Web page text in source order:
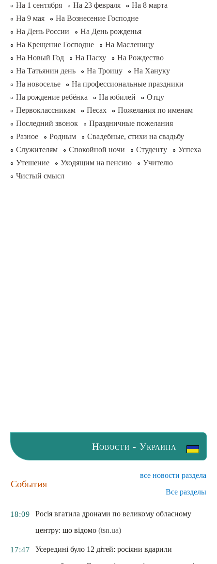
На 1 сентября
На 23 февраля
На 8 марта
На 9 мая
На Вознесение Господне
На День России
На День рожденья
На Крещение Господне
На Масленицу
На Новый Год
На Пасху
На Рождество
На Татьянин день
На Троицу
На Хануку
На новоселье
На профессиональные праздники
На рождение ребёнка
На юбилей
Отцу
Первоклассникам
Песах
Пожелания по именам
Последний звонок
Праздничные пожелания
Разное
Родным
Свадебные, стихи на свадьбу
Служителям
Спокойной ночи Студенту
Успеха
Утешение
Уходящим на пенсию
Учителю
Чистый смысл
Новости - Украина
События
все новости раздела
Все разделы
18:09
Росія вгатила дронами по великому обласному
центру: що відомо (tsn.ua)
17:47
Усередині було 12 дітей: росіяни вдарили